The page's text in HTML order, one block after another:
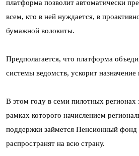
платформа позволит автоматически
всем, кто в ней нуждается, в
бумажной волокиты.
Предполагается, что платформа
системы ведомств, ускорит
В этом году в семи пилотных регионах
рамках которого начислением
поддержки займется Пенсионный
распространят на всю страну.